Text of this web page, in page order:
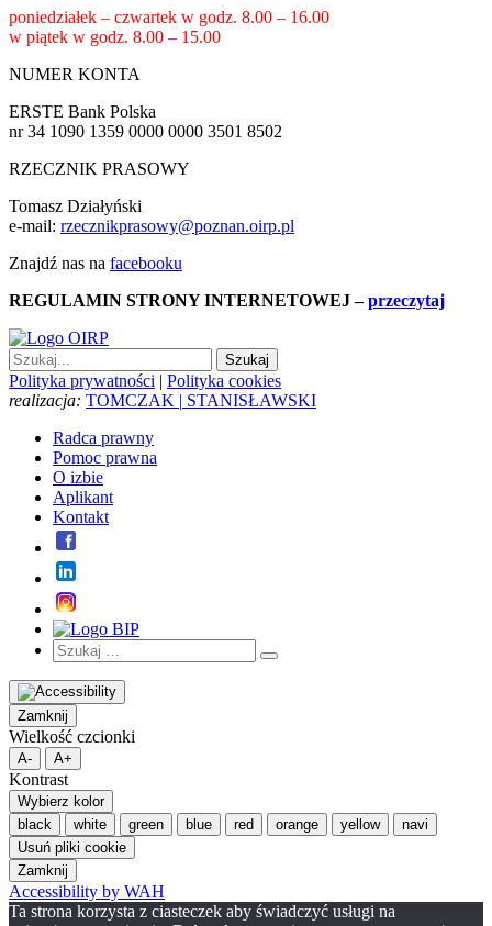
poniedziałek – czwartek w godz. 8.00 – 16.00
w piątek w godz. 8.00 – 15.00
NUMER KONTA
ERSTE Bank Polska
nr 34 1090 1359 0000 0000 3501 8502
RZECZNIK PRASOWY
Tomasz Działyński
e-mail: rzecznikprasowy@poznan.oirp.pl
Znajdź nas na facebooku
REGULAMIN STRONY INTERNETOWEJ – przeczytaj
Polityka prywatności | Polityka cookies
realizacja: TOMCZAK | STANISŁAWSKI
Radca prawny
Pomoc prawna
O izbie
Aplikant
Kontakt
Szukaj:
Szukaj
Zamknij
Wielkość czcionki
A- A+
Kontrast
Wybierz kolor
black
white green blue red orange yellow
navi
Usuń pliki cookie
Zamknij
Accessibility by WAH
Ta strona korzysta z ciasteczek aby świadczyć usługi na